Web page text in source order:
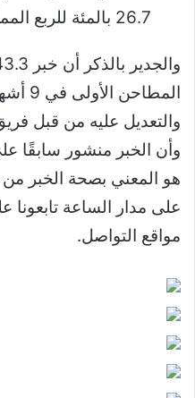
26.7 بالمئة للربع المماثل من العام السابق.
وأن الخبر منشور سابقًا
هو المعني بصحة الخبر من
على مدار الساعة تابعونا
مواقع التواصل.